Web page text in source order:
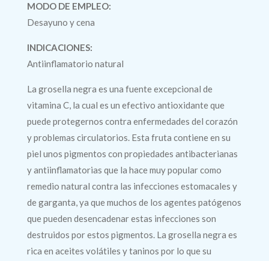
MODO DE EMPLEO:
Desayuno y cena
INDICACIONES:
Antiinflamatorio natural
La grosella negra es una fuente excepcional de
vitamina C, la cual es un efectivo antioxidante que
puede protegernos contra enfermedades del corazón
y problemas circulatorios. Esta fruta contiene en su
piel unos pigmentos con propiedades antibacterianas
y antiinflamatorias que la hace muy popular como
remedio natural contra las infecciones estomacales y
de garganta, ya que muchos de los agentes patógenos
que pueden desencadenar estas infecciones son
destruidos por estos pigmentos. La grosella negra es
rica en aceites volátiles y taninos por lo que su